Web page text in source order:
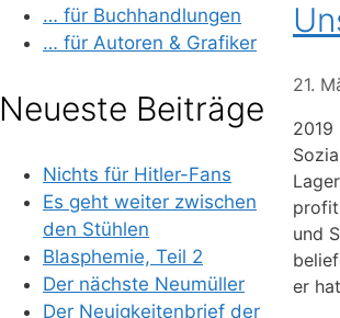
21.
2019
und
er
… für Buchhandlungen
… für Autoren & Grafiker
Neueste Beiträge
Nichts für Hitler-Fans
Es geht weiter zwischen
den Stühlen
Blasphemie, Teil 2
Der nächste Neumüller
Der Neuigkeitenbrief der